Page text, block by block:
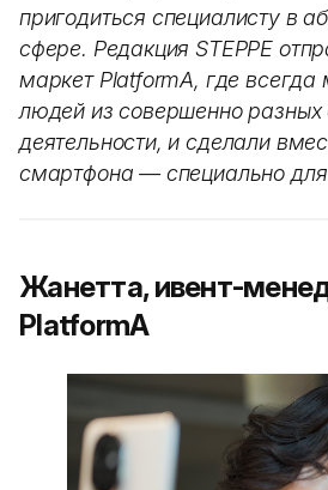
пригодиться специалисту в
сфере. Редакция STEPPE
маркет PlatformA, где всегда
людей из совершенно разных
деятельности, и сделали
смартфона — специально
Жанетта, ивент-
PlatformA